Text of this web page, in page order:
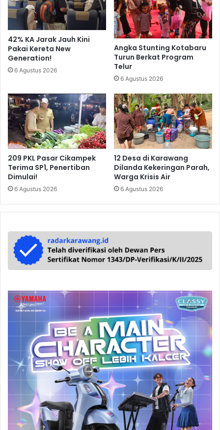
42% KA Jarak Jauh Kini
Pakai Kereta New
Generation!
6 Agustus 2026
Angka Stunting Kotabaru
Turun Berkat Program
Telur
6 Agustus 2026
209 PKL Pasar Cikampek
Terima SP1, Penertiban
Dimulai!
6 Agustus 2026
12 Desa di Karawang
Dilanda Kekeringan Parah,
Warga Krisis Air
6 Agustus 2026